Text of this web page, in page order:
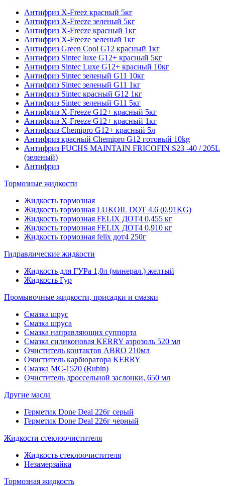
Антифриз X-Freez красный 5кг
Антифриз X-Freeze зеленый 5кг
Антифриз X-Freeze красный 1кг
Антифриз X-Freeze зеленый 1кг
Антифриз Green Cool G12 красный 1кг
Антифриз Sintec luxe G12+ красный 5кг
Антифриз Sintec Luxe G12+ красный 10кг
Антифриз Sintec зеленый G11 10кг
Антифриз Sintec зеленый G11 1кг
Антифриз Sintec красный G12 1кг
Антифриз Sintec зеленый G11 5кг
Антифриз X-Freeze G12+ красный 5кг
Антифриз X-Freeze G12+ красный 1кг
Антифриз Chemipro G12+ красный 5л
Антифриз красный Chemipro G12 готовый 10kg
Антифриз FUCHS MAINTAIN FRICOFIN S23 -40 / 205L
(зеленый)
Антифриз
Тормозные жидкости
Жидкость тормозная
Жидкость тормозная LUKOIL DOT 4.6 (0.91KG)
Жидкость тормозная FELIX ДОТ4 0,455 кг
Жидкость тормозная FELIX ДОТ4 0,910 кг
Жидкость тормозная felix дот4 250г
Гидравлические жидкости
Жидкость для ГУРа 1,0л (минерал.) желтый
Жидкость Гур
Промывочные жидкости, присадки и смазки
Смазка шрус
Смазка шруса
Смазка направляющих суппорта
Смазка силиконовая KERRY аэрозоль 520 мл
Очиститель контактов ABRO 210мл
Очиститель карбюратора KERRY
Смазка МС-1520 (Rubin)
Очиститель дроссельной заслонки, 650 мл
Другие масла
Герметик Done Deal 226г серый
Герметик Done Deal 226г черный
Жидкости стеклоочистителя
Жидкость стеклоочистителя
Незамерзайка
Тормозная жидкость